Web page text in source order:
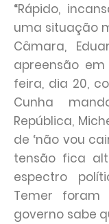
“Rápido,
uma situação
Câmara,
apreensão
feira, dia 20,
Cunha
República,
de ‘não vou
tensão fica
espectro
Temer foram
governo sabe